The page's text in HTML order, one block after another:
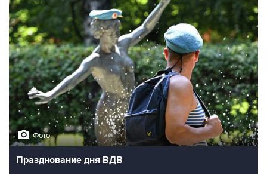
Фото
Празднование дня ВДВ